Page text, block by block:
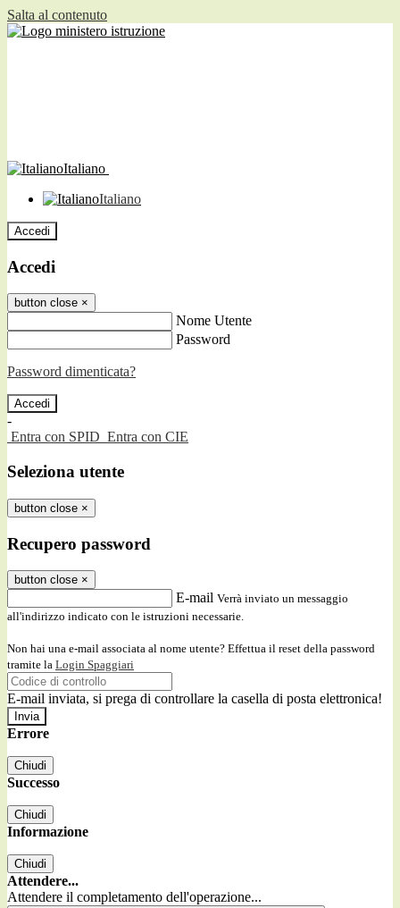
Salta al contenuto
Italiano
Italiano
Accedi
Accedi
button close ×
Nome Utente
Password
Password dimenticata?
-
Entra con SPID Entra con CIE
Seleziona utente
button close ×
Recupero password
button close ×
E-mail Verrà inviato un messaggio
all'indirizzo indicato con le istruzioni necessarie.
Non hai una e-mail associata al nome utente? Effettua il reset della password
tramite la Login Spaggiari
E-mail inviata, si prega di controllare la casella di posta elettronica!
Errore
Chiudi
Successo
Chiudi
Informazione
Chiudi
Attendere...
Attendere il completamento dell'operazione...